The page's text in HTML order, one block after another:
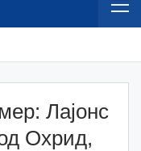
Лајонс
Охрид,